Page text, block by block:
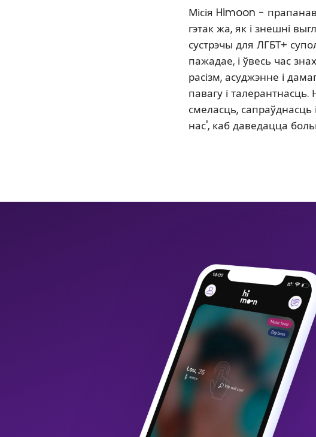
Місія Himoon -
гэтак жа, як і знешні
сустрэчы для ЛГБТ+
пажадае, і ўвесь час
расізм, асуджэнне і
павагу і
смеласць,
нас', каб даведацца